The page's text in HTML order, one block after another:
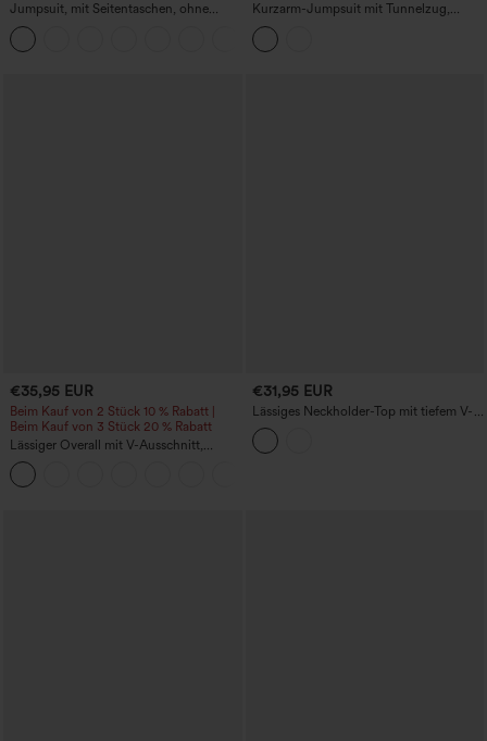
Jumpsuit, mit Seitentaschen, ohne
Ärmel, plissiert Rippstrick, rückenfrei
Kurzarm-Jumpsuit mit Tunnelzug,
locker-lässigem Schnitt, Leinenoptik
und Taschen
€35,95 EUR
Beim Kauf von 2 Stück 10 % Rabatt |
Beim Kauf von 3 Stück 20 % Rabatt
Lässiger Overall mit V-Ausschnitt,
kurzen Ärmeln, plissierten Seitentaschen
und weitem Bein, fließendem
Waffelmuster
€31,95 EUR
Lässiges Neckholder-Top mit tiefem V-
Ausschnitt, rückenfrei, gerafft und mit
Kordelzug